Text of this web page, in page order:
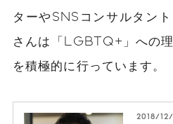
ターやSNSコンサルタン
さんは「LGBTQ+」への
を積極的に行っています。
2018/